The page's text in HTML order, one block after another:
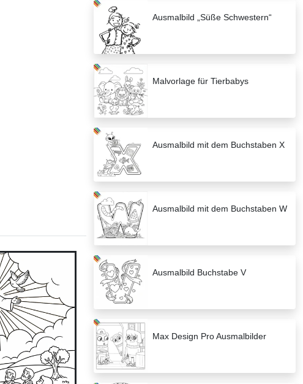
Ausmalbild „Süße Schwestern“
Malvorlage für Tierbabys
Ausmalbild mit dem Buchstaben X
Ausmalbild mit dem Buchstaben W
Ausmalbild Buchstabe V
Max Design Pro Ausmalbilder